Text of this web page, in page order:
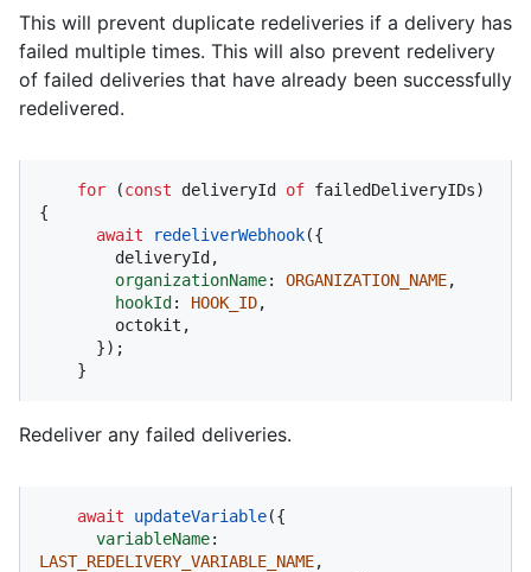
This will prevent duplicate redeliveries if a delivery has
failed multiple times. This will also prevent redelivery
of failed deliveries that have already been successfully
redelivered.
for (const deliveryId of failedDeliveryIDs)
{
await
redeliverWebhook({
organizationName: ORGANIZATION_NAME,
hookId : HOOK_ID,
    }
Redeliver any failed deliveries.
await updateVariable({
variableName
LAST_REDELIVERY_VARIABLE_NAME,